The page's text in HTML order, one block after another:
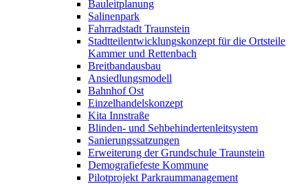
Bauleitplanung
Salinenpark
Fahrradstadt Traunstein
Stadtteilentwicklungskonzept für die Ortsteile
Kammer und Rettenbach
Breitbandausbau
Ansiedlungsmodell
Bahnhof Ost
Einzelhandelskonzept
Kita Innstraße
Blinden- und Sehbehindertenleitsystem
Sanierungssatzungen
Erweiterung der Grundschule Traunstein
Demografiefeste Kommune
Pilotprojekt Parkraummanagement